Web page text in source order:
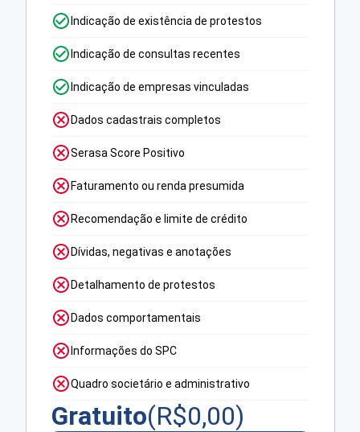
Indicação de existência de protestos
Indicação de consultas recentes
Indicação de empresas vinculadas
Dados cadastrais completos
Serasa Score Positivo
Faturamento ou renda presumida
Recomendação e limite de crédito
Dívidas, negativas e anotações
Detalhamento de protestos
Dados comportamentais
Informações do SPC
Quadro societário e administrativo
Gratuito(R$0,00)